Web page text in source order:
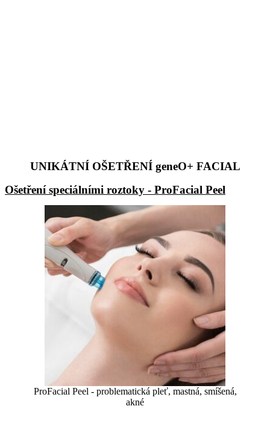
UNIKÁTNÍ OŠETŘENÍ geneO+ FACIAL
Ošetření speciálními roztoky - ProFacial Peel
ProFacial Peel - problematická pleť, mastná, smíšená,
akné